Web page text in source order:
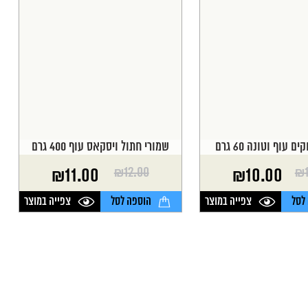
עוף וטונה 60 גרם
₪
₪10.00
צפייה במוצר
שמורי חתול ויסקאס עוף 400 גרם
₪12.00
המחיר
המקורי
היה:
₪11.00
המחיר
הנוכחי
הוא:
הוספה לסל צפייה במוצר